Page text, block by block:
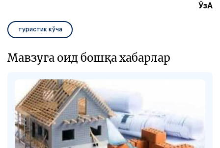
ЎзА
туристик кўча
Мавзуга оид бошқа хабарлар